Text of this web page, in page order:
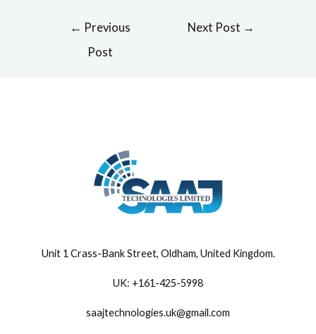
← Previous
Post
Next Post →
Unit 1 Crass-Bank Street, Oldham, United Kingdom.
UK: +161-425-5998
saajtechnologies.uk@gmail.com